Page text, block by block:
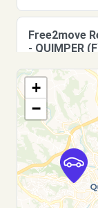
Free2move
- QUIMPER
5 RUE ROSA
QUIMPER,
Voir l'agence
Free2move
QUIMPER (P)
66 ROUTE
+
−